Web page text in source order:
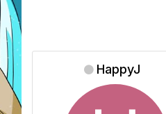
HappyJ